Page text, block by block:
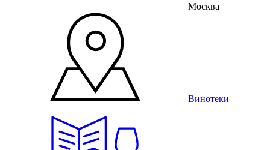
Москва
Винотеки